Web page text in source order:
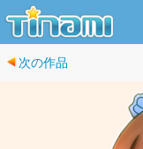
次の作品